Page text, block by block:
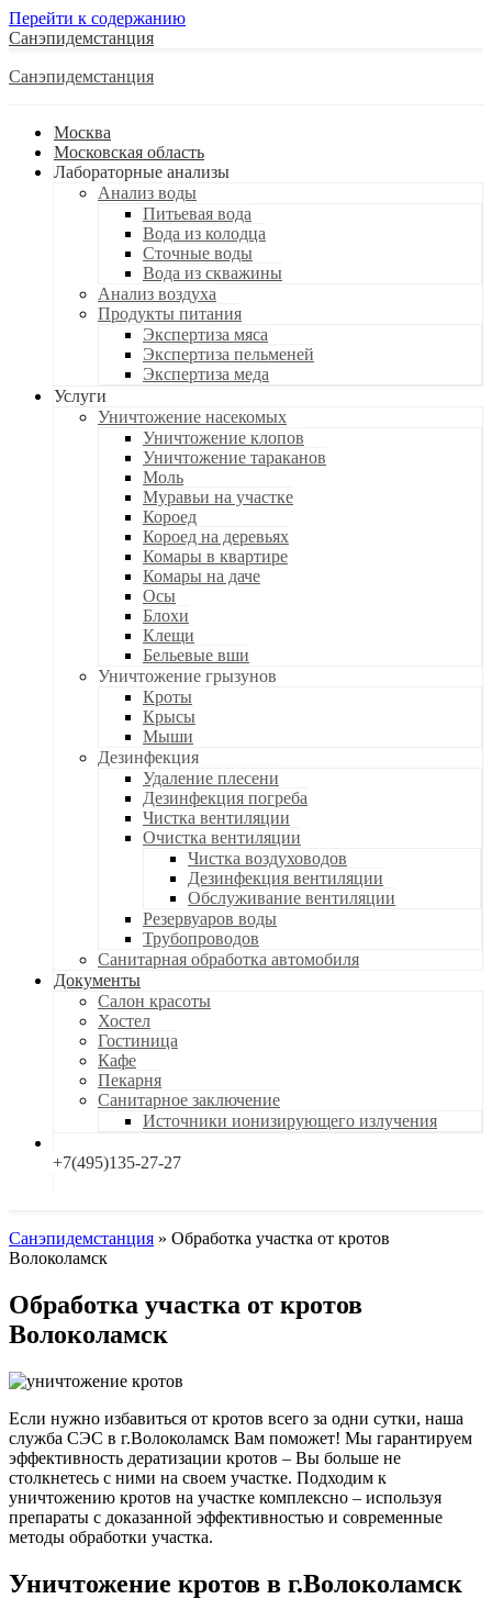
Перейти к содержанию
Санэпидемстанция
Санэпидемстанция
Москва
Московская область
Лабораторные анализы
Анализ воды
Питьевая вода
Вода из колодца
Сточные воды
Вода из скважины
Анализ воздуха
Продукты питания
Экспертиза мяса
Экспертиза пельменей
Экспертиза меда
Услуги
Уничтожение насекомых
Уничтожение клопов
Уничтожение тараканов
Моль
Муравьи на участке
Короед
Короед на деревьях
Комары в квартире
Комары на даче
Осы
Блохи
Клещи
Бельевые вши
Уничтожение грызунов
Кроты
Крысы
Мыши
Дезинфекция
Удаление плесени
Дезинфекция погреба
Чистка вентиляции
Очистка вентиляции
Чистка воздуховодов
Дезинфекция вентиляции
Обслуживание вентиляции
Резервуаров воды
Трубопроводов
Санитарная обработка автомобиля
Документы
Салон красоты
Хостел
Гостиница
Кафе
Пекарня
Санитарное заключение
Источники ионизирующего излучения
+7(495)135-27-27
Санэпидемстанция » Обработка участка от кротов
Волоколамск
Обработка участка от кротов
Волоколамск
Если нужно избавиться от кротов всего за одни сутки, наша
служба СЭС в г.Волоколамск Вам поможет! Мы гарантируем
эффективность дератизации кротов – Вы больше не
столкнетесь с ними на своем участке. Подходим к
уничтожению кротов на участке комплексно – используя
препараты с доказанной эффективностью и современные
методы обработки участка.
Уничтожение кротов в г.Волоколамск